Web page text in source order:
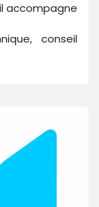
accompagne
conseil